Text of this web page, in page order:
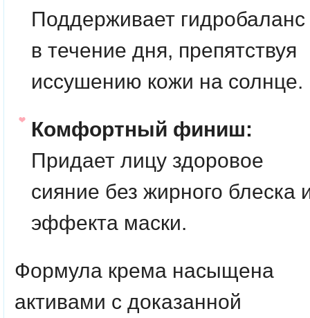
Поддерживает гидробаланс
в течение дня, препятствуя
иссушению кожи на солнце.
Комфортный финиш:
Придает лицу здоровое
сияние без жирного блеска
эффекта маски.
Формула крема насыщена
активами с доказанной